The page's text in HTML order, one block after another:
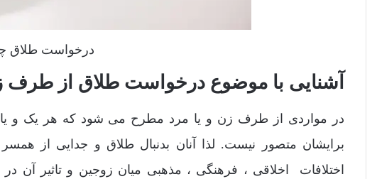
درخواست طلاق
آشنایی با موضوع درخواست طلاق از طرف
در مواردی از طرف زن و یا مرد مطرح می شود که هر یک و یا
برایشان متصور نیست. لذا آنان بدنبال طلاق و جدایی از
اختلافات اخلاقی ، فرهنگی ، مذهبی میان زوجین و تاثیر آن